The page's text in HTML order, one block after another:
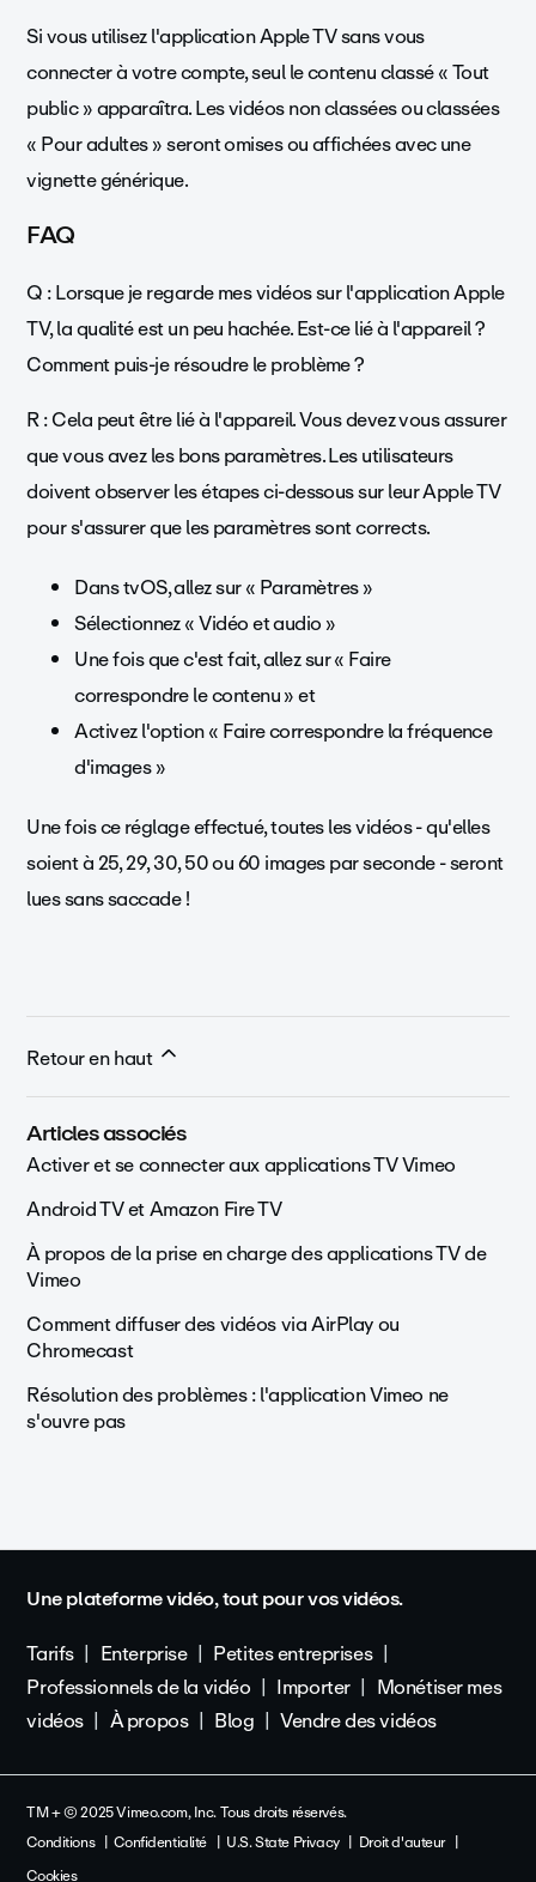
Si vous utilisez l'application Apple TV sans vous
connecter à votre compte, seul le contenu classé « Tout
public » apparaîtra. Les vidéos non classées ou classées
« Pour adultes » seront omises ou affichées avec une
vignette générique.
FAQ
Q : Lorsque je regarde mes vidéos sur l'application Apple
TV, la qualité est un peu hachée. Est-ce lié à l'appareil ?
Comment puis-je résoudre le problème ?
R : Cela peut être lié à l'appareil. Vous devez vous assurer
que vous avez les bons paramètres. Les utilisateurs
doivent observer les étapes ci-dessous sur leur Apple TV
pour s'assurer que les paramètres sont corrects.
Dans tvOS, allez sur « Paramètres »
Sélectionnez « Vidéo et audio »
Une fois que c'est fait, allez sur « Faire
correspondre le contenu » et
Activez l'option « Faire correspondre la fréquence
d'images »
Une fois ce réglage effectué, toutes les vidéos - qu'elles
soient à 25, 29, 30, 50 ou 60 images par seconde - seront
lues sans saccade !
Retour en haut
Articles associés
Activer et se connecter aux applications TV Vimeo
Android TV et Amazon Fire TV
À propos de la prise en charge des applications TV de
Vimeo
Comment diffuser des vidéos via AirPlay ou
Chromecast
Résolution des problèmes : l'application Vimeo ne
s'ouvre pas
Une plateforme vidéo, tout pour vos vidéos.
Tarifs
Enterprise
Petites entreprises
Professionnels de la vidéo
Importer
Monétiser mes
vidéos
À propos Blog Vendre des vidéos
TM + © 2025 Vimeo.com, Inc. Tous droits réservés.
Conditions
Confidentialité U.S. State Privacy
Droit d'auteur
Cookies